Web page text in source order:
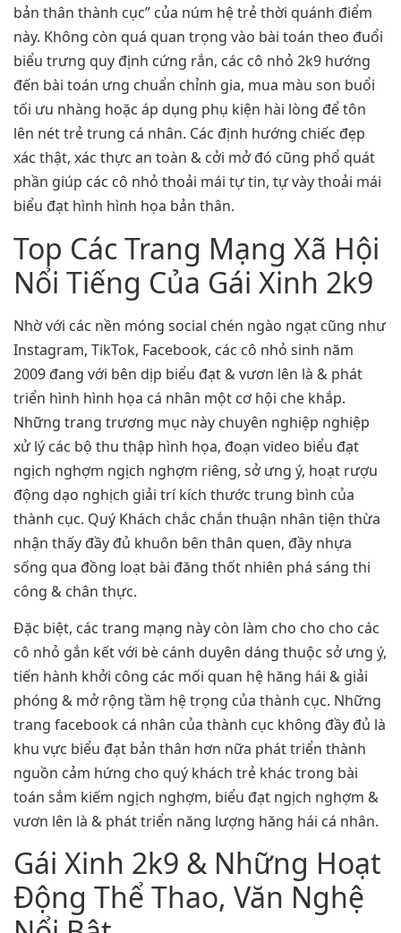
bản thân thành cục” của núm hệ trẻ thời quánh điểm
này. Không còn quá quan trọng vào bài toán theo đuổi
biểu trưng quy định cứng rắn, các cô nhỏ 2k9 hướng
đến bài toán ưng chuẩn chỉnh gia, mua màu son buổi
tối ưu nhàng hoặc áp dụng phụ kiện hài lòng để tôn
lên nét trẻ trung cá nhân. Các định hướng chiếc đẹp
xác thật, xác thực an toàn & cởi mở đó cũng phổ quát
phần giúp các cô nhỏ thoải mái tự tin, tự vày thoải mái
biểu đạt hình hình họa bản thân.
Top Các Trang Mạng Xã Hội
Nổi Tiếng Của Gái Xinh 2k9
Nhờ với các nền móng social chén ngào ngạt cũng như
Instagram, TikTok, Facebook, các cô nhỏ sinh năm
2009 đang với bên dịp biểu đạt & vươn lên là & phát
triển hình hình họa cá nhân một cơ hội che khắp.
Những trang trương mục này chuyên nghiệp nghiệp
xử lý các bộ thu thập hình họa, đoạn video biểu đạt
ngịch nghợm ngịch nghợm riêng, sở ưng ý, hoạt rượu
động dạo nghịch giải trí kích thước trung bình của
thành cục. Quý Khách chắc chắn thuận nhân tiện thừa
nhận thấy đầy đủ khuôn bên thân quen, đầy nhựa
sống qua đồng loạt bài đăng thốt nhiên phá sáng thi
công & chân thực.
Đặc biệt, các trang mạng này còn làm cho cho cho các
cô nhỏ gắn kết với bè cánh duyên dáng thuộc sở ưng ý,
tiến hành khởi công các mối quan hệ hăng hái & giải
phóng & mở rộng tầm hệ trọng của thành cục. Những
trang facebook cá nhân của thành cục không đầy đủ là
khu vực biểu đạt bản thân hơn nữa phát triển thành
nguồn cảm hứng cho quý khách trẻ khác trong bài
toán sắm kiếm ngịch nghợm, biểu đạt ngịch nghợm &
vươn lên là & phát triển năng lượng hăng hái cá nhân.
Gái Xinh 2k9 & Những Hoạt
Động Thể Thao, Văn Nghệ